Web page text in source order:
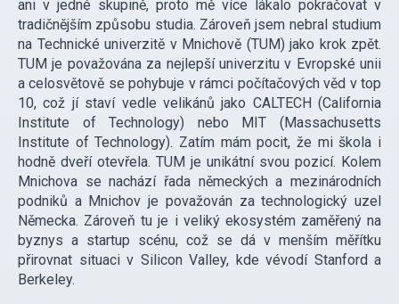
ani v jedné skupině, proto mě více lákalo pokračovat v
tradičnějším způsobu studia. Zároveň jsem nebral studium
na Technické univerzitě v Mnichově (TUM) jako krok zpět.
TUM je považována za nejlepší univerzitu v Evropské unii
a celosvětově se pohybuje v rámci počítačových věd v top
10, což jí staví vedle velikánů jako CALTECH (California
Institute of Technology) nebo MIT (Massachusetts
Institute of Technology). Zatím mám pocit, že mi škola i
hodně dveří otevřela. TUM je unikátní svou pozicí. Kolem
Mnichova se nachází řada německých a mezinárodních
podniků a Mnichov je považován za technologický uzel
Německa. Zároveň tu je i veliký ekosystém zaměřený na
byznys a startup scénu, což se dá v menším měřítku
přirovnat situaci v Silicon Valley, kde vévodí Stanford a
Berkeley.